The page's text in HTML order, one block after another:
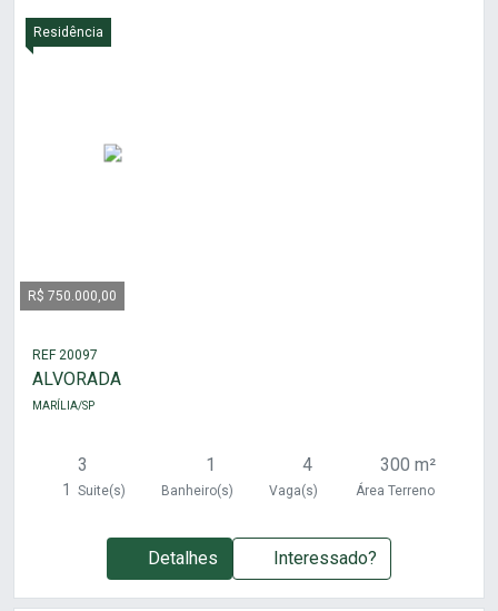
Residência
R$ 750.000,00
REF 20097
ALVORADA
MARÍLIA/SP
3
1 Suite(s)
1
Banheiro(s)
4
Vaga(s)
300 m²
Área Terreno
Detalhes Interessado?